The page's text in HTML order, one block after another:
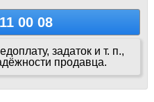
00 08
задаток и т. п.,
продавца.